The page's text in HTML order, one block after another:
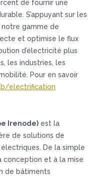
de fournir une
S’appuyant sur les
notre gamme de
et optimise le flux
d’électricité plus
les industries, les
Pour en savoir
electrification
Irenode) est la
de solutions de
De la simple
conception et à la mise
de bâtiments